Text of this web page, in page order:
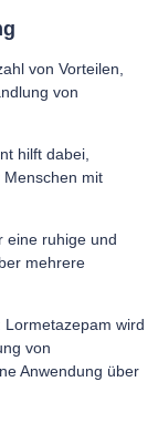
von Vorteilen,
von
hilft dabei,
mit
eine ruhige und
mehrere
Lormetazepam wird
von
Anwendung über